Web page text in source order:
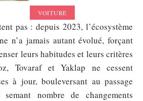
VOITURE
pas : depuis 2023, l’écosystème
n’a jamais autant évolué, forçant
leurs habitudes et leurs critères
Tovaraf et Yaklap ne cessent
à jour, bouleversant au passage
nombre de changements